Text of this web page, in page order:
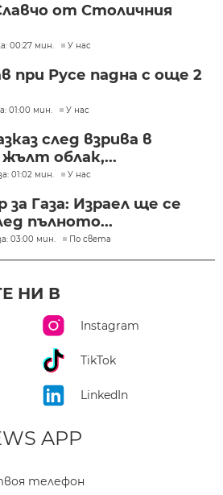
от Столичния
00:27 мин. У нас
при Русе падна с още 2
01:00 мин. У нас
след взрива в
жълт облак,...
01:02 мин. У нас
Газа: Израел ще се
пълното...
03:00 мин. По света
НИ В
Instagram
TikTok
LinkedIn
APP
телефон